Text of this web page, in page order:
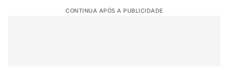
CONTINUA APÓS A PUBLICIDADE